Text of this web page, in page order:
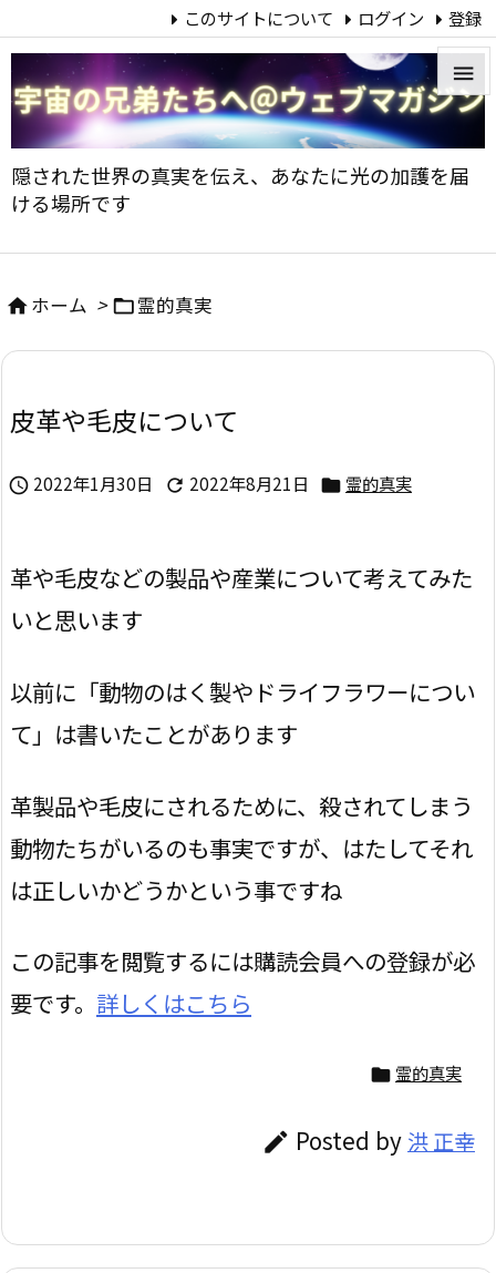
隠された世界の真実を伝え、あなたに光の加護を届
ける場所です


メニ


次へ
このサイトについて ログイン 登録
ホーム > 霊的真実
皮革や毛皮について
 2022年1月30日  2022年8月21日  霊的真実
革や毛皮などの製品や産業について考えてみた
いと思います
以前に「動物のはく製やドライフラワーについ
て」は書いたことがあります
革製品や毛皮にされるために、殺されてしまう
動物たちがいるのも事実ですが、はたしてそれ
は正しいかどうかという事ですね
この記事を閲覧するには購読会員への登録が必
要です。 詳しくはこちら
 霊的真実
 Posted by 洪 正幸